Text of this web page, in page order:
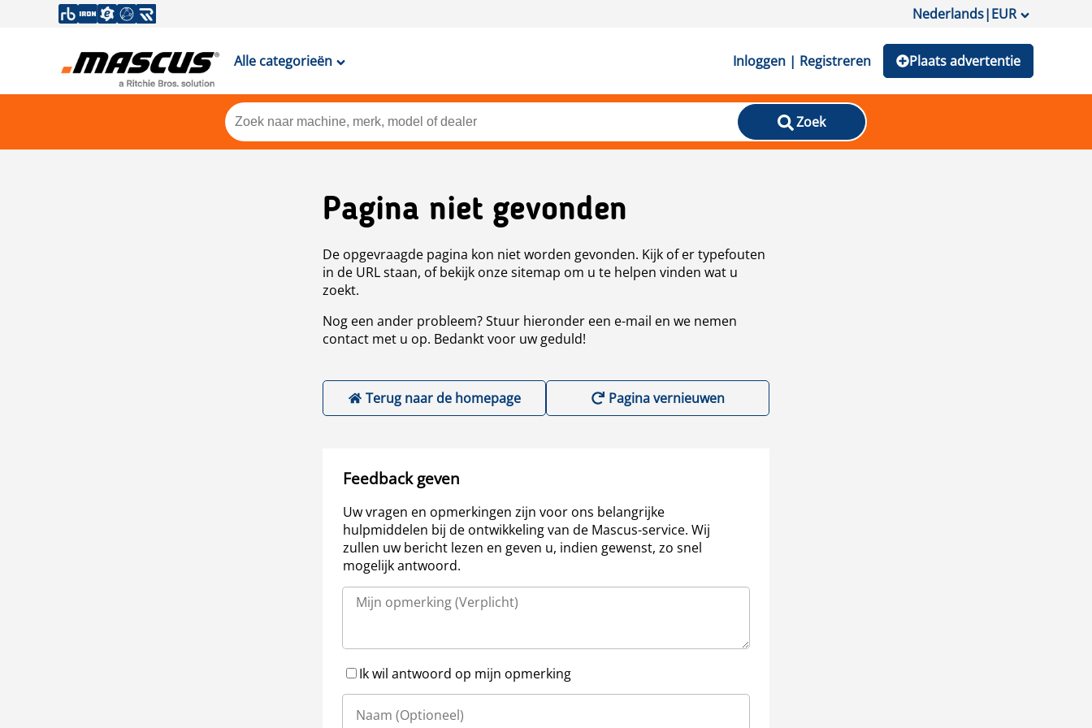
Nederlands|EUR
Alle categorieën Inloggen | Registreren Plaats advertentie
Zoek
Pagina niet gevonden
De opgevraagde pagina kon niet worden gevonden. Kijk of er typefouten
in de URL staan, of bekijk onze sitemap om u te helpen vinden wat u
zoekt.
Nog een ander probleem? Stuur hieronder een e-mail en we nemen
contact met u op. Bedankt voor uw geduld!
Terug naar de homepage Pagina vernieuwen
Feedback geven
Uw vragen en opmerkingen zijn voor ons belangrijke
hulpmiddelen bij de ontwikkeling van de Mascus-service. Wij
zullen uw bericht lezen en geven u, indien gewenst, zo snel
mogelijk antwoord.
Ik wil antwoord op mijn opmerking